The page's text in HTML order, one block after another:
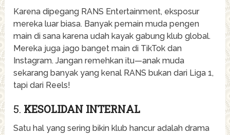
Karena dipegang RANS Entertainment, eksposur
mereka luar biasa. Banyak pemain muda pengen
main di sana karena udah kayak gabung klub global.
Mereka juga jago banget main di TikTok dan
Instagram. Jangan remehkan itu—anak muda
sekarang banyak yang kenal RANS bukan dari Liga 1,
tapi dari Reels!
5. KESOLIDAN INTERNAL
Satu hal yang sering bikin klub hancur adalah drama